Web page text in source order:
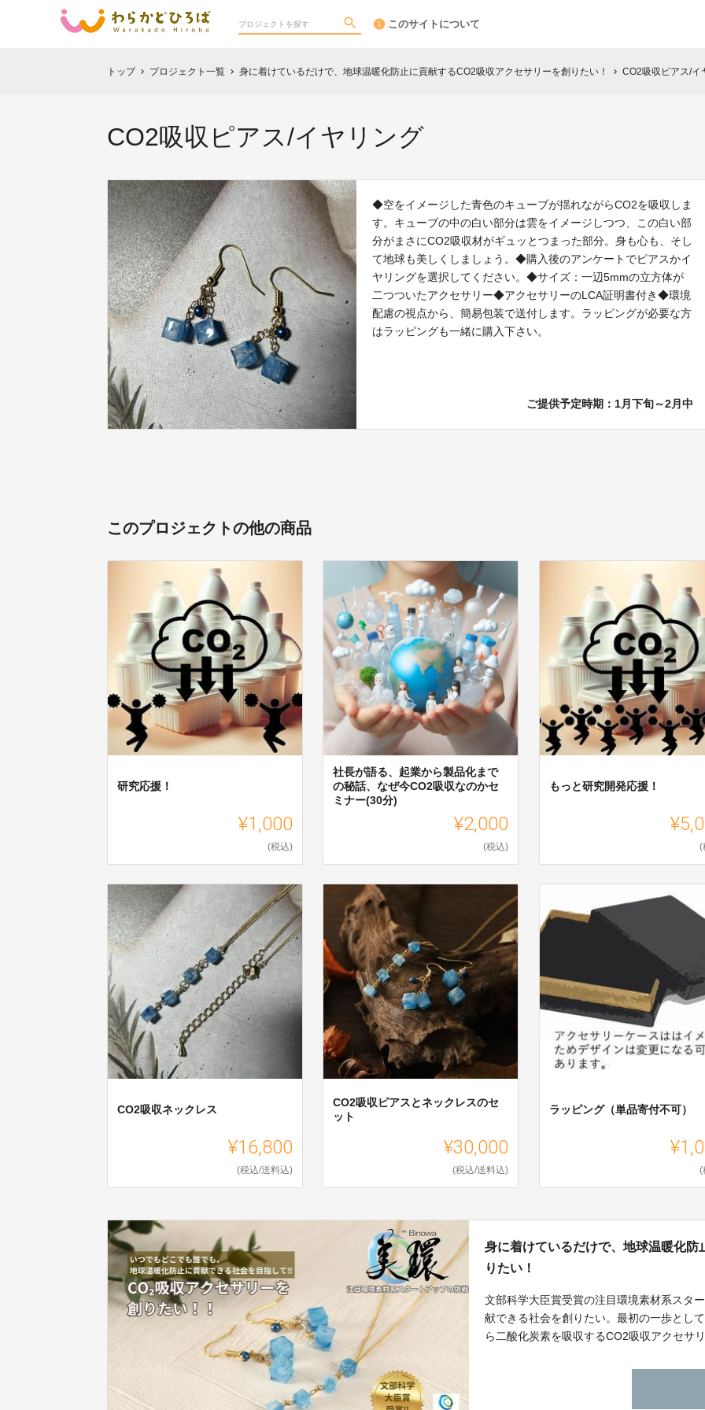
このサイトについて
トップ chevron_right プロジェクト一覧 chevron_right 身に着けているだけで、地球温暖化防止に貢献するCO2吸収アクセサリーを創りたい！ chevron_right CO2吸収ピアス/イ
CO2吸収ピアス/イヤリング
◆空をイメージした青色のキューブが揺れながらCO2を吸収しま
す。キューブの中の白い部分は雲をイメージしつつ、この白い部
分がまさにCO2吸収材がギュッとつまった部分。身も心も、そし
て地球も美しくしましょう。◆購入後のアンケートでピアスかイ
ヤリングを選択してください。◆サイズ：一辺5mmの立方体が
二つついたアクセサリー◆アクセサリーのLCA証明書付き◆環境
配慮の視点から、簡易包装で送付します。ラッピングが必要な方
はラッピングも一緒に購入下さい。
ご提供予定時期：1月下旬～2月中
このプロジェクトの他の商品
研究応援！
¥1,000
(税込)
社長が語る、起業から製品化まで
の秘話、なぜ今CO2吸収なのかセ
ミナー(30分)
¥2,000
(税込)
もっと研究開発応援！
(
CO2吸収ネックレス
¥16,800
(税込/送料込)
CO2吸収ピアスとネックレスのセ
ット
¥30,000
(税込/送料込)
ラッピング（単品寄付不可）
(
身に着けているだけで、地球温暖化
りたい！
文部科学大臣賞受賞の注目環境素材系スタ
献できる社会を創りたい。最初の一歩とし
ら二酸化炭素を吸収するCO2吸収アクセサ